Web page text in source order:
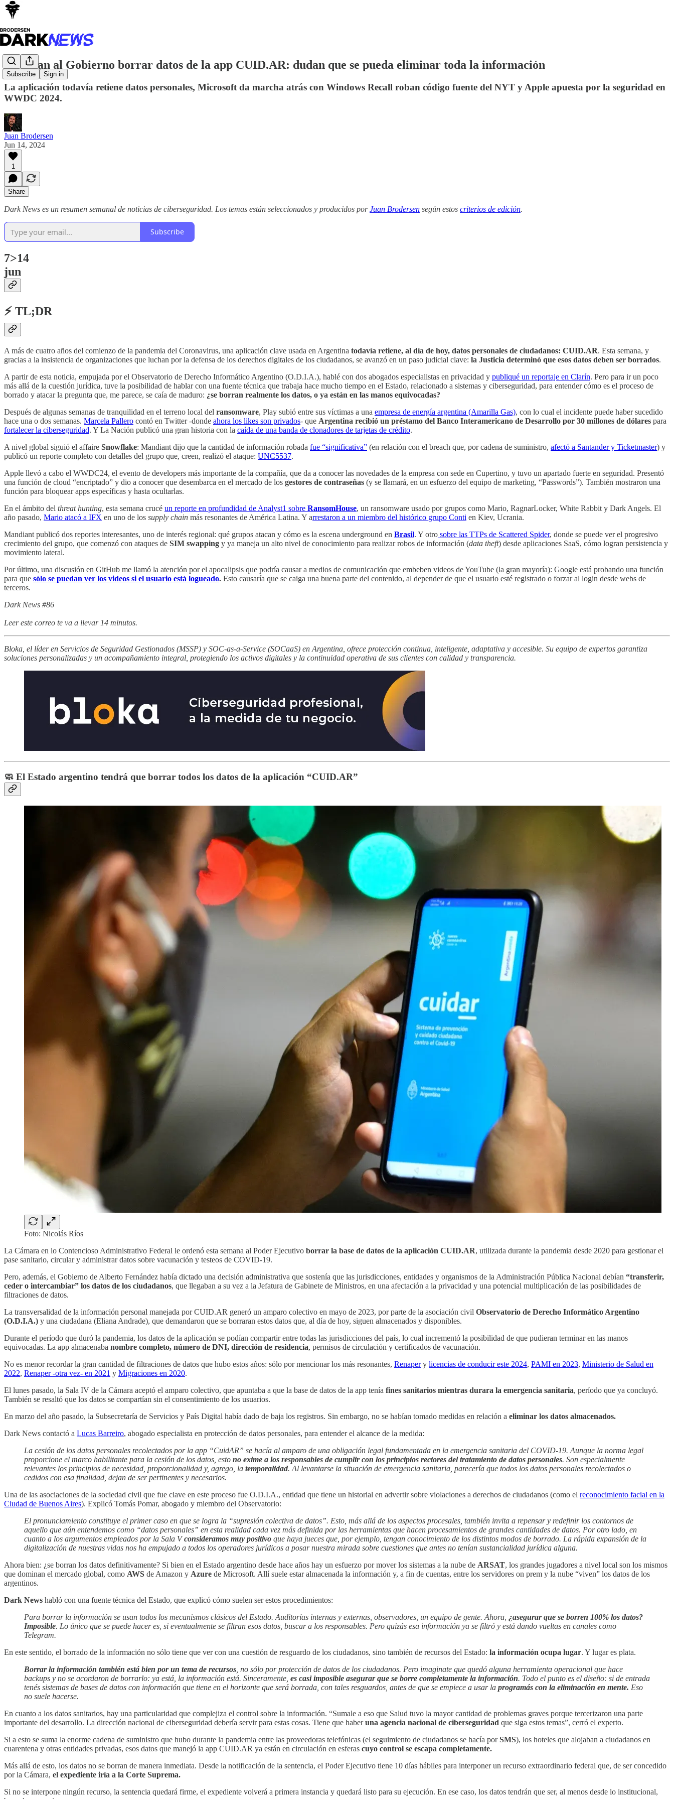
Subscribe Sign in
Ordenan al Gobierno borrar datos de la app CUID.AR: dudan que se pueda eliminar toda la información
La aplicación todavía retiene datos personales, Microsoft da marcha atrás con Windows Recall roban código fuente del NYT y Apple apuesta por la seguridad en
WWDC 2024.
Juan Brodersen
Jun 14, 2024
1
Share
Dark News es un resumen semanal de noticias de ciberseguridad. Los temas están seleccionados y producidos porJuan Brodersen según estos criterios de edición.
Subscribe
7>14
jun
⚡ TL;DR
A más de cuatro años del comienzo de la pandemia del Coronavirus, una aplicación clave usada en Argentina todavía retiene, al día de hoy, datos personales de ciudadanos: CUID.AR. Esta semana, y
gracias a la insistencia de organizaciones que luchan por la defensa de los derechos digitales de los ciudadanos, se avanzó en un paso judicial clave: la Justicia determinó que esos datos deben ser borrados.
A partir de esta noticia, empujada por el Observatorio de Derecho Informático Argentino (O.D.I.A.), hablé con dos abogados especialistas en privacidad y publiqué un reportaje en Clarín. Pero para ir un poco
más allá de la cuestión jurídica, tuve la posibilidad de hablar con una fuente técnica que trabaja hace mucho tiempo en el Estado, relacionado a sistemas y ciberseguridad, para entender cómo es el proceso de
borrado y atacar la pregunta que, me parece, se caía de maduro: ¿se borran realmente los datos, o ya están en las manos equivocadas?
Después de algunas semanas de tranquilidad en el terreno local del ransomware, Play subió entre sus víctimas a una empresa de energía argentina (Amarilla Gas), con lo cual el incidente puede haber sucedido
hace una o dos semanas. Marcela Pallero contó en Twitter -donde ahora los likes son privados- que Argentina recibió un préstamo del Banco Interamericano de Desarrollo por 30 millones de dólares para
fortalecer la ciberseguridad. Y La Nación publicó una gran historia con la caída de una banda de clonadores de tarjetas de crédito.
A nivel global siguió el affaire Snowflake: Mandiant dijo que la cantidad de información robada fue “significativa” (en relación con el breach que, por cadena de suministro, afectó a Santander y Ticketmaster) y
publicó un reporte completo con detalles del grupo que, creen, realizó el ataque: UNC5537.
Apple llevó a cabo el WWDC24, el evento de developers más importante de la compañía, que da a conocer las novedades de la empresa con sede en Cupertino, y tuvo un apartado fuerte en seguridad. Presentó
una función de cloud “encriptado” y dio a conocer que desembarca en el mercado de los gestores de contraseñas (y se llamará, en un esfuerzo del equipo de marketing, “Passwords”). También mostraron una
función para bloquear apps específicas y hasta ocultarlas.
En el ámbito del threat hunting, esta semana crucé un reporte en profundidad de Analyst1 sobre RansomHouse, un ransomware usado por grupos como Mario, RagnarLocker, White Rabbit y Dark Angels. El
año pasado, Mario atacó a IFX en uno de los supply chain más resonantes de América Latina. Y arrestaron a un miembro del histórico grupo Conti en Kiev, Ucrania.
Mandiant publicó dos reportes interesantes, uno de interés regional: qué grupos atacan y cómo es la escena underground en Brasil. Y otro sobre las TTPs de Scattered Spider, donde se puede ver el progresivo
crecimiento del grupo, que comenzó con ataques de SIM swapping y ya maneja un alto nivel de conocimiento para realizar robos de información (data theft) desde aplicaciones SaaS, cómo logran persistencia y
movimiento lateral.
Por último, una discusión en GitHub me llamó la atención por el apocalipsis que podría causar a medios de comunicación que embeben videos de YouTube (la gran mayoría): Google está probando una función
para que sólo se puedan ver los videos si el usuario está logueado. Esto causaría que se caiga una buena parte del contenido, al depender de que el usuario esté registrado o forzar al login desde webs de
terceros.
Dark News #86
Leer este correo te va a llevar 14 minutos.
Bloka, el líder en Servicios de Seguridad Gestionados (MSSP) y SOC-as-a-Service (SOCaaS) en Argentina, ofrece protección continua, inteligente, adaptativa y accesible. Su equipo de expertos garantiza
soluciones personalizadas y un acompañamiento integral, protegiendo los activos digitales y la continuidad operativa de sus clientes con calidad y transparencia.
🧼 El Estado argentino tendrá que borrar todos los datos de la aplicación “CUID.AR”
Foto: Nicolás Ríos
La Cámara en lo Contencioso Administrativo Federal le ordenó esta semana al Poder Ejecutivo borrar la base de datos de la aplicación CUID.AR, utilizada durante la pandemia desde 2020 para gestionar el
pase sanitario, circular y administrar datos sobre vacunación y testeos de COVID-19.
Pero, además, el Gobierno de Alberto Fernández había dictado una decisión administrativa que sostenía que las jurisdicciones, entidades y organismos de la Administración Pública Nacional debían “transferir,
ceder o intercambiar” los datos de los ciudadanos, que llegaban a su vez a la Jefatura de Gabinete de Ministros, en una afectación a la privacidad y una potencial multiplicación de las posibilidades de
filtraciones de datos.
La transversalidad de la información personal manejada por CUID.AR generó un amparo colectivo en mayo de 2023, por parte de la asociación civil Observatorio de Derecho Informático Argentino
(O.D.I.A.) y una ciudadana (Eliana Andrade), que demandaron que se borraran estos datos que, al día de hoy, siguen almacenados y disponibles.
Durante el período que duró la pandemia, los datos de la aplicación se podían compartir entre todas las jurisdicciones del país, lo cual incrementó la posibilidad de que pudieran terminar en las manos
equivocadas. La app almacenaba nombre completo, número de DNI, dirección de residencia, permisos de circulación y certificados de vacunación.
No es menor recordar la gran cantidad de filtraciones de datos que hubo estos años: sólo por mencionar los más resonantes, Renapery licencias de conducir este 2024, PAMI en 2023, Ministerio de Salud en
2022, Renaper -otra vez- en 2021 y Migraciones en 2020.
El lunes pasado, la Sala IV de la Cámara aceptó el amparo colectivo, que apuntaba a que la base de datos de la app tenía fines sanitarios mientras durara la emergencia sanitaria, período que ya concluyó.
También se resaltó que los datos se compartían sin el consentimiento de los usuarios.
En marzo del año pasado, la Subsecretaría de Servicios y País Digital había dado de baja los registros. Sin embargo, no se habían tomado medidas en relación a eliminar los datos almacenados.
Dark News contactó a Lucas Barreiro, abogado especialista en protección de datos personales, para entender el alcance de la medida:
La cesión de los datos personales recolectados por la app “CuidAR” se hacía al amparo de una obligación legal fundamentada en la emergencia sanitaria del COVID-19. Aunque la norma legal
proporcione el marco habilitante para la cesión de los datos, esto no exime a los responsables de cumplir con los principios rectores del tratamiento de datos personales. Son especialmente
relevantes los principios de necesidad, proporcionalidad y, agrego, la temporalidad. Al levantarse la situación de emergencia sanitaria, parecería que todos los datos personales recolectados o
cedidos con esa finalidad, dejan de ser pertinentes y necesarios.
Una de las asociaciones de la sociedad civil que fue clave en este proceso fue O.D.I.A., entidad que tiene un historial en advertir sobre violaciones a derechos de ciudadanos (como el reconocimiento facial en la
Ciudad de Buenos Aires). Explicó Tomás Pomar, abogado y miembro del Observatorio:
El pronunciamiento constituye el primer caso en que se logra la “supresión colectiva de datos”. Esto, más allá de los aspectos procesales, también invita a repensar y redefinir los contornos de
aquello que aún entendemos como “datos personales” en esta realidad cada vez más definida por las herramientas que hacen procesamientos de grandes cantidades de datos. Por otro lado, en
cuanto a los argumentos empleados por la Sala Vconsideramos muy positivo que haya jueces que, por ejemplo, tengan conocimiento de los distintos modos de borrado. La rápida expansión de la
digitalización de nuestras vidas nos ha empujado a todos los operadores jurídicos a posar nuestra mirada sobre cuestiones que antes no tenían sustancialidad jurídica alguna.
Ahora bien: ¿se borran los datos definitivamente? Si bien en el Estado argentino desde hace años hay un esfuerzo por mover los sistemas a la nube de ARSAT, los grandes jugadores a nivel local son los mismos
que dominan el mercado global, como AWS de Amazon y Azure de Microsoft. Allí suele estar almacenada la información y, a fin de cuentas, entre los servidores on prem y la nube “viven” los datos de los
argentinos.
Dark News habló con una fuente técnica del Estado, que explicó cómo suelen ser estos procedimientos:
Para borrar la información se usan todos los mecanismos clásicos del Estado. Auditorías internas y externas, observadores, un equipo de gente. Ahora, ¿asegurar que se borren 100% los datos?
Imposible. Lo único que se puede hacer es, si eventualmente se filtran esos datos, buscar a los responsables. Pero quizás esa información ya se filtró y está dando vueltas en canales como
Telegram.
En este sentido, el borrado de la información no sólo tiene que ver con una cuestión de resguardo de los ciudadanos, sino también de recursos del Estado: la información ocupa lugar. Y lugar es plata.
Borrar la información también está bien por un tema de recursos , no sólo por protección de datos de los ciudadanos. Pero imaginate que quedó alguna herramienta operacional que hace
backups y no se acordaron de borrarlo: ya está, la información está. Sinceramente, es casi imposible asegurar que se borre completamente la información. Todo el punto es el diseño: si de entrada
tenés sistemas de bases de datos con información que tiene en el horizonte que será borrada, con tales resguardos, antes de que se empiece a usar la programás con la eliminación en mente. Eso
no suele hacerse.
En cuanto a los datos sanitarios, hay una particularidad que complejiza el control sobre la información. “Sumale a eso que Salud tuvo la mayor cantidad de problemas graves porque tercerizaron una parte
importante del desarrollo. La dirección nacional de ciberseguridad debería servir para estas cosas. Tiene que haberuna agencia nacional de ciberseguridad que siga estos temas”, cerró el experto.
Si a esto se suma la enorme cadena de suministro que hubo durante la pandemia entre las proveedoras telefónicas (el seguimiento de ciudadanos se hacía porSMS), los hoteles que alojaban a ciudadanos en
cuarentena y otras entidades privadas, esos datos que manejó la app CUID.AR ya están en circulación en esferas cuyo control se escapa completamente.
Más allá de esto, los datos no se borran de manera inmediata. Desde la notificación de la sentencia, el Poder Ejecutivo tiene 10 días hábiles para interponer un recurso extraordinario federal que, de ser concedido
por la Cámara, el expediente iría a la Corte Suprema.
Si no se interpone ningún recurso, la sentencia quedará firme, el expediente volverá a primera instancia y quedará listo para su ejecución. En ese caso, los datos tendrán que ser, al menos desde lo institucional,